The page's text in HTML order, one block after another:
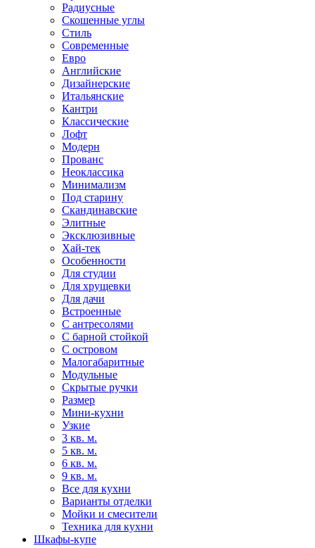
Радиусные
Скошенные углы
Стиль
Современные
Евро
Английские
Дизайнерские
Итальянские
Кантри
Классические
Лофт
Модерн
Прованс
Неоклассика
Минимализм
Под старину
Скандинавские
Элитные
Эксклюзивные
Хай-тек
Особенности
Для студии
Для хрущевки
Для дачи
Встроенные
С антресолями
С барной стойкой
С островом
Малогабаритные
Модульные
Скрытые ручки
Размер
Мини-кухни
Узкие
3 кв. м.
5 кв. м.
6 кв. м.
9 кв. м.
Все для кухни
Варианты отделки
Мойки и смесители
Техника для кухни
Шкафы-купе